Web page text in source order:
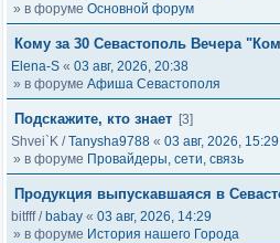
» в форуме Основной форум
Кому за 30 Севастополь Вечера
Elena-S « 03 авг, 2026, 20:38
» в форуме Афиша Севастополя
Подскажите, кто знает [3]
Shvei`K /Tanysha9788 « 03 авг, 2026, 15:29
» в форуме Провайдеры, сети, связь
Продукция выпускавшаяся в
bitfff/ babay « 03 авг, 2026, 14:29
» в форуме История нашего Города